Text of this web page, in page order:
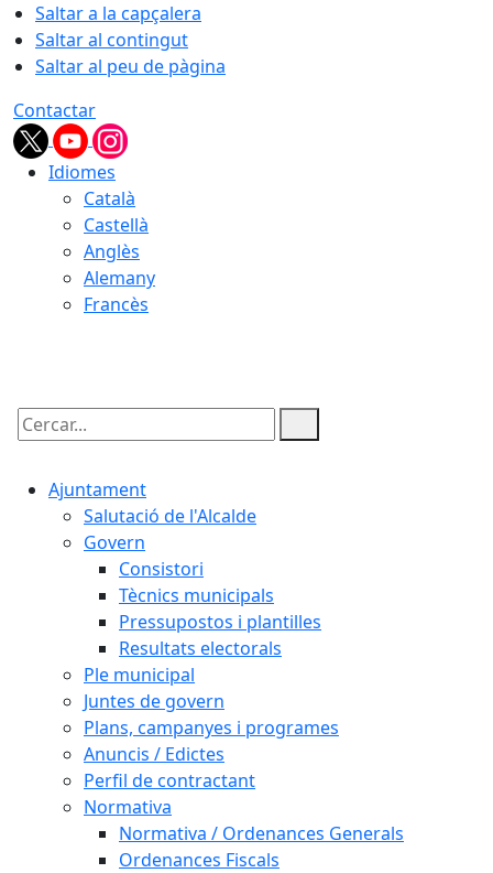
Saltar a la capçalera
Saltar al contingut
Saltar al peu de pàgina
Contactar
Idiomes
Català
Castellà
Anglès
Alemany
Francès
Cercar:
Ajuntament
Salutació de l'Alcalde
Govern
Consistori
Tècnics municipals
Pressupostos i plantilles
Resultats electorals
Ple municipal
Juntes de govern
Plans, campanyes i programes
Anuncis / Edictes
Perfil de contractant
Normativa
Normativa / Ordenances Generals
Ordenances Fiscals